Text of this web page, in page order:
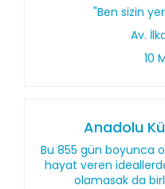
"Ben sizin
Av.
10
Anadolu
Bu 855 gün boyunca
hayat veren
olamasak da